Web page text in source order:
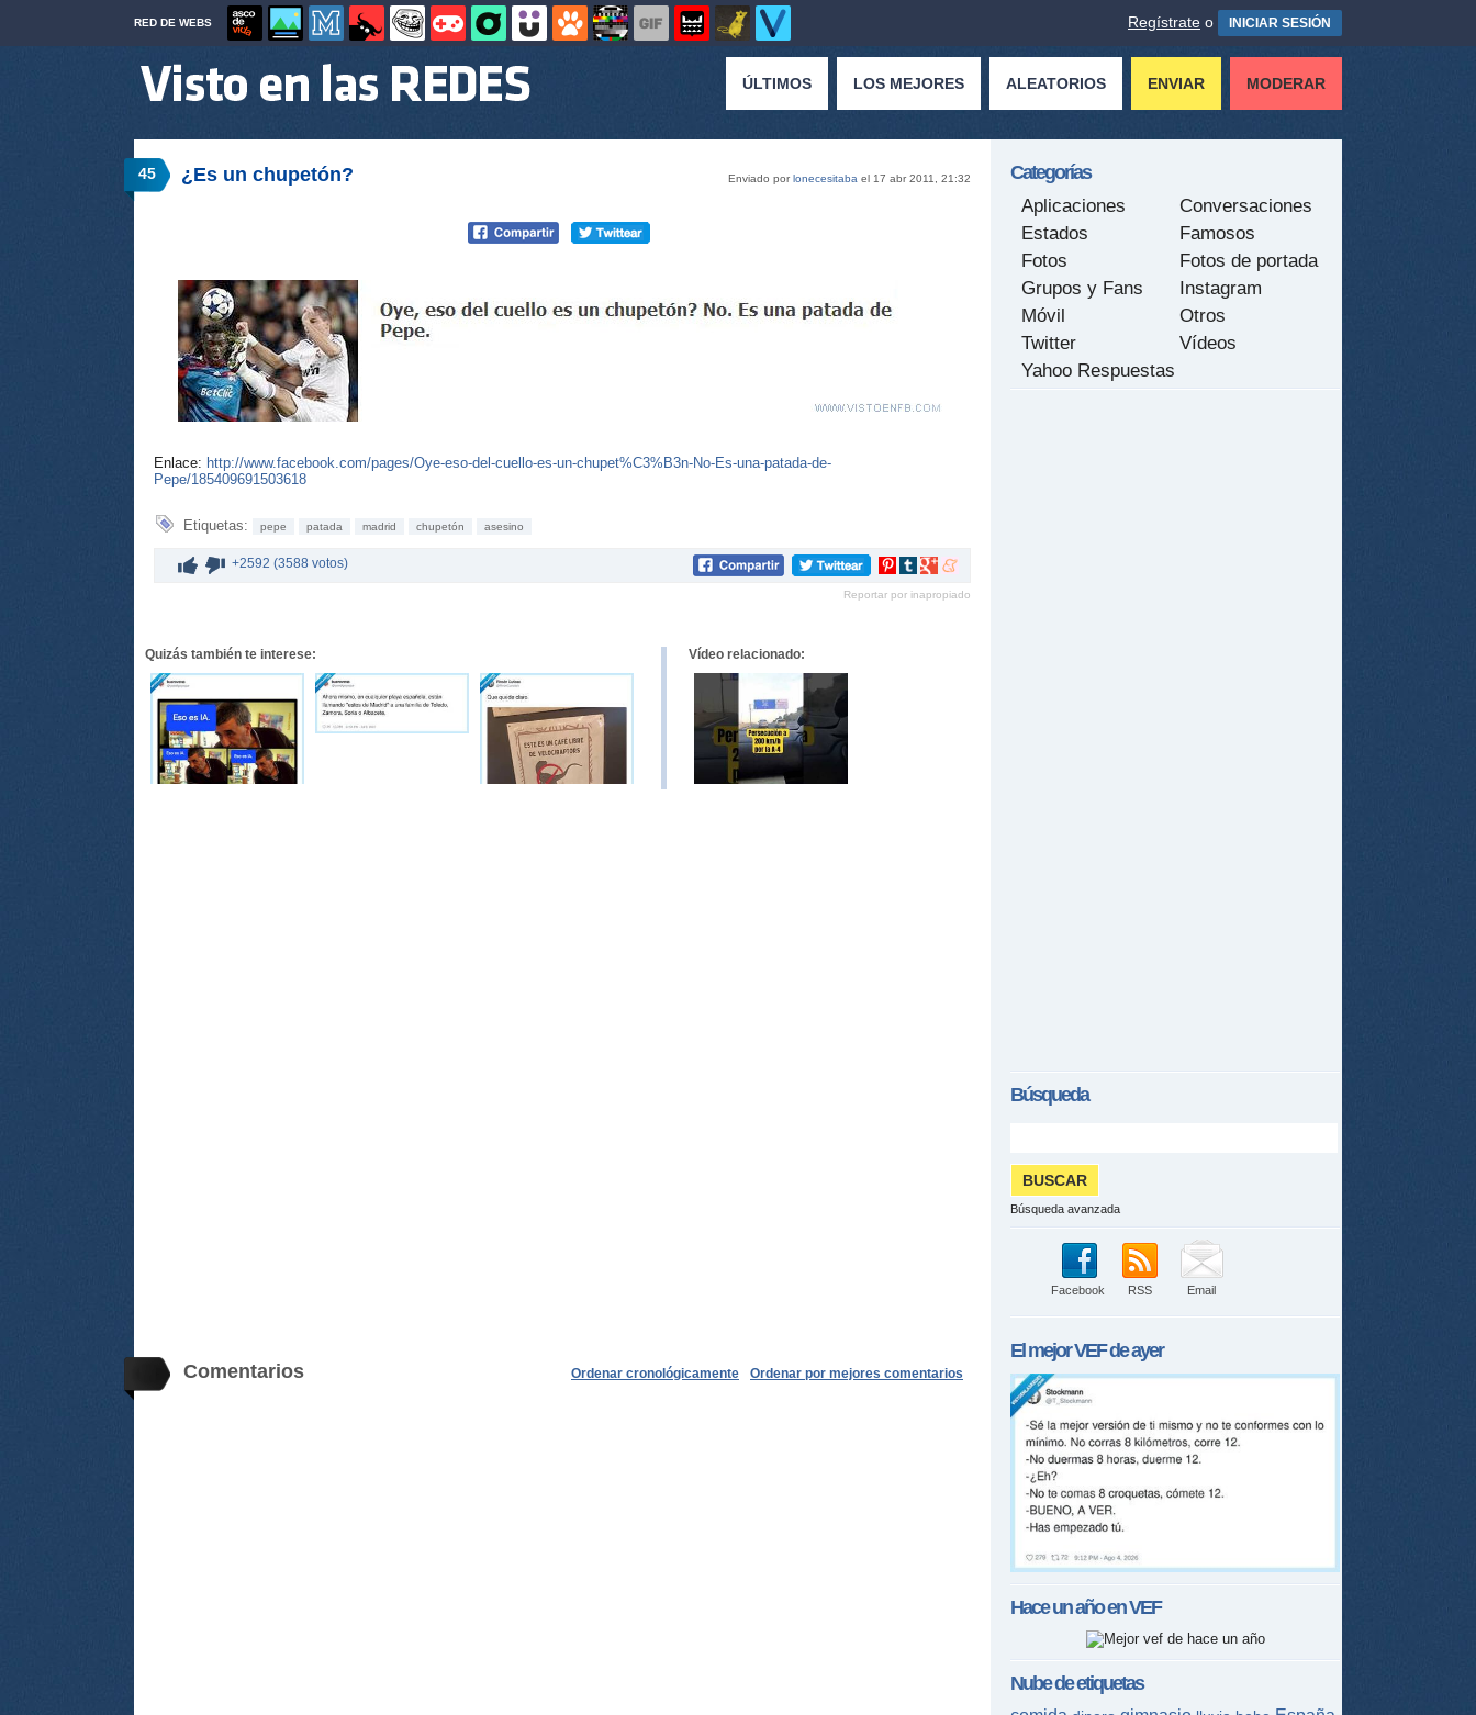
RED DE WEBS Regístrate o INICIAR SESIÓN
ÚLTIMOS LOS MEJORES ALEATORIOS ENVIAR MODERAR
45 Enviado porlonecesitaba el 17 abr 2011, 21:32
¿Es un chupetón?
Enlace: http://www.facebook.com/pages/Oye-eso-del-cuello-es-un-chupet%C3%B3n-No-Es-una-patada-de-
Pepe/185409691503618
Etiquetas: pepe patada madrid chupetón asesino
+2592 (3588 votos)
Compartir
Pinterest
Compartir
tumblr
Compartir
Google+
Compartir
meneame
Reportar por inapropiado
Quizás también te interese: Vídeo relacionado:
Comentarios Ordenar por mejores comentarios
Ordenar cronológicamente
Categorías
Aplicaciones
Conversaciones
Estados
Famosos
Fotos
Fotos de portada
Grupos y Fans
Instagram
Móvil
Otros
Twitter
Vídeos
Yahoo Respuestas
Búsqueda
Búsqueda avanzada
Facebook RSS Email
El mejorVEFde ayer
Hace un año enVEF
Nube de etiquetas